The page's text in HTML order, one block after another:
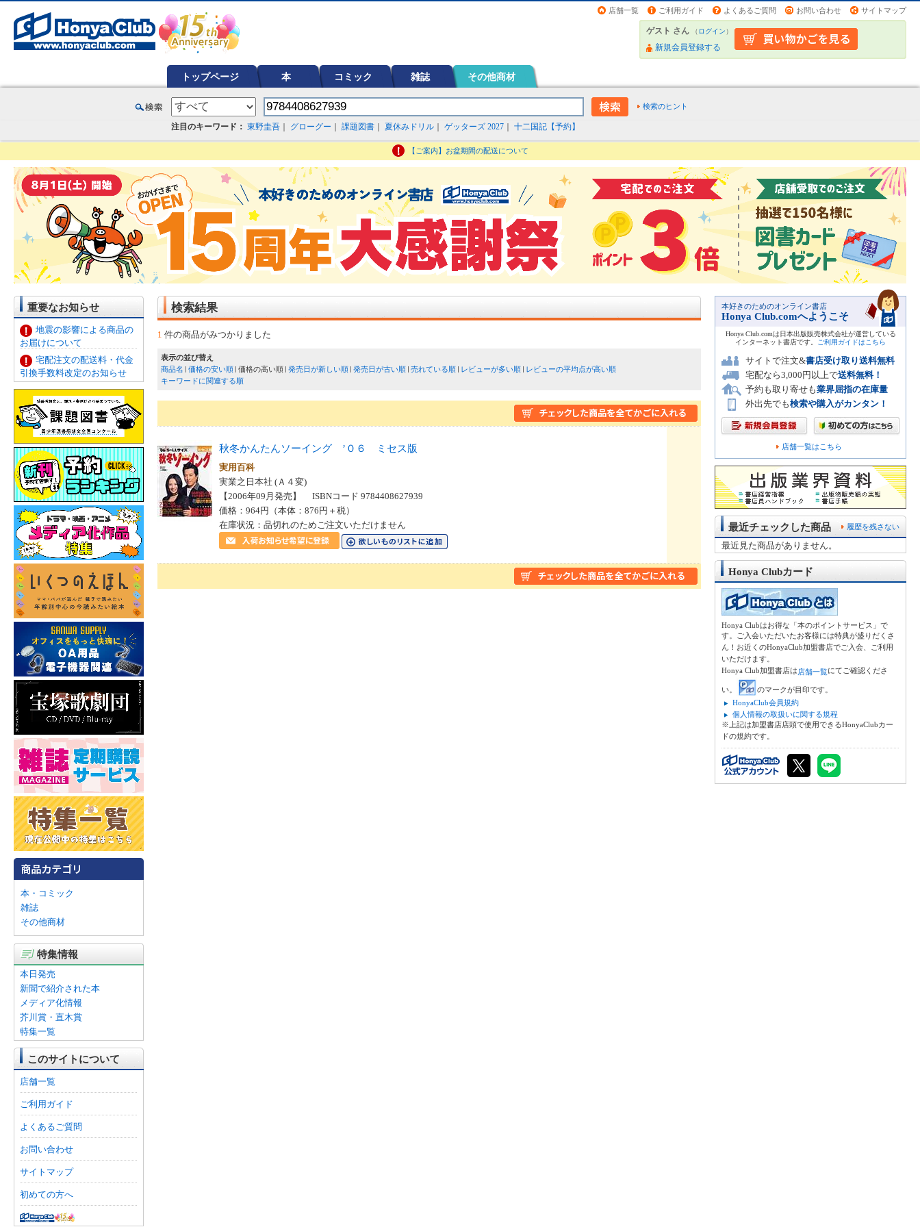
店舗一覧 ご利用ガイド よくあるご質問 お問い合わせ サイトマップ
ゲスト さん （ログイン）
新規会員登録する
トップページ 本 コミック 雑誌 その他商材
検索のヒント
注目のキーワード： 東野圭吾 グローグー 課題図書 夏休みドリル ゲッターズ 2027 十二国記【予約】
【ご案内】お盆期間の配送について
重要なお知らせ
地震の影響による商品の
お届けについて
宅配注文の配送料・代金
引換手数料改定のお知らせ
本・コミック
雑誌
その他商材
特集情報
本日発売
新聞で紹介された本
メディア化情報
芥川賞・直木賞
特集一覧
このサイトについて
店舗一覧
ご利用ガイド
よくあるご質問
お問い合わせ
サイトマップ
初めての方へ
検索結果
1 件の商品がみつかりました
表示の並び替え
商品名
価格の安い順 価格の高い順 発売日が新しい順 発売日が古い順 売れている順 レビューが多い順
レビューの平均点が高い順
キーワードに関連する順
秋冬かんたんソーイング ’０６ ミセス版
実用百科
実業之日本社 (Ａ４変)
【2006年09月発売】 ISBNコード 9784408627939
価格：964円（本体：876円＋税）
在庫状況：品切れのためご注文いただけません
本好きのためのオンライン書店
Honya Club.comへようこそ
Honya Club.comは日本出版販売株式会社が運営している
インターネット書店です。
ご利用ガイドはこちら
サイトで注文&書店受け取り送料無料
宅配なら3,000円以上で送料無料！
予約も取り寄せも業界屈指の在庫量
外出先でも検索や購入がカンタン！
店舗一覧はこちら
履歴を残さない
最近チェックした商品
最近見た商品がありません。
Honya Clubカード
Honya Clubはお得な「本のポイントサービス」で
す。ご入会いただいたお客様には特典が盛りだくさ
ん！お近くのHonyaClub加盟書店でご入会、ご利用
いただけます。
Honya Club加盟書店は店舗一覧にてご確認くださ
い。
のマークが目印です。
HonyaClub会員規約
個人情報の取扱いに関する規程
※上記は加盟書店店頭で使用できるHonyaClubカー
ドの規約です。